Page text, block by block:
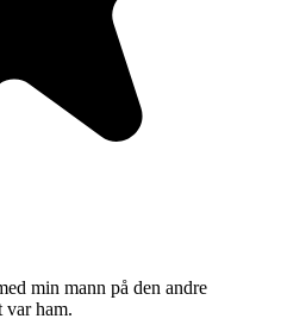
min mann på den andre
var ham.